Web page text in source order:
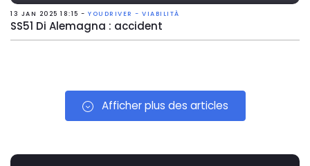
13 JAN 2025 18:15 - YOUDRIVER - VIABILITÀ
SS51 Di Alemagna : accident
Afficher plus des articles